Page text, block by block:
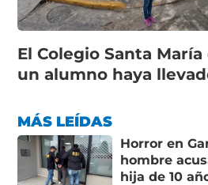
El Colegio Santa
un alumno haya
MÁS LEÍDAS
Horror en
hombre
hija de 10